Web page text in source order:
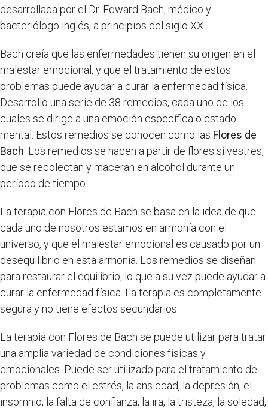
desarrollada por el Dr. Edward Bach, médico y
bacteriólogo inglés, a principios del siglo XX.
Bach creía que las enfermedades tienen su origen en el
malestar emocional, y que el tratamiento de estos
problemas puede ayudar a curar la enfermedad física.
Desarrolló una serie de 38 remedios, cada uno de los
cuales se dirige a una emoción específica o estado
mental. Estos remedios se conocen como las Flores de
Bach . Los remedios se hacen a partir de flores silvestres,
que se recolectan y maceran en alcohol durante un
período de tiempo.
La terapia con Flores de Bach se basa en la idea de que
cada uno de nosotros estamos en armonía con el
universo, y que el malestar emocional es causado por un
desequilibrio en esta armonía. Los remedios se diseñan
para restaurar el equilibrio, lo que a su vez puede ayudar a
curar la enfermedad física. La terapia es completamente
segura y no tiene efectos secundarios.
La terapia con Flores de Bach se puede utilizar para tratar
una amplia variedad de condiciones físicas y
emocionales. Puede ser utilizado para el tratamiento de
problemas como el estrés, la ansiedad, la depresión, el
insomnio, la falta de confianza, la ira, la tristeza, la soledad,